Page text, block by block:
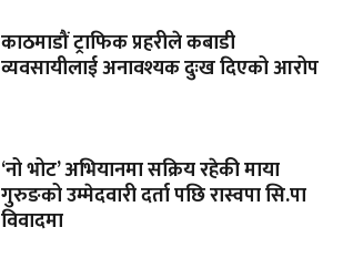
काठमाडौं ट्राफिक प्रहरीले कबाडी
व्यवसायीलाई अनावश्यक दुःख दिएको आरोप
‘नो भोट’ अभियानमा सक्रिय रहेकी माया
गुरुङको उम्मेदवारी दर्ता पछि रास्वपा सि.पा
विवादमा